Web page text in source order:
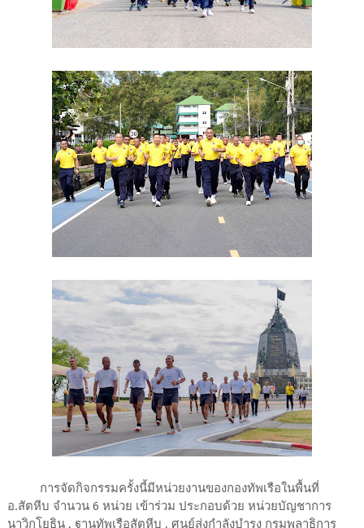
การจัดกิจกรรมครั้งนี้มีหน่วยงานของกองทัพเรือในพื้นที่
อ.สัตหีบ จำนวน 6 หน่วย เข้าร่วม ประกอบด้วย หน่วยบัญชาการ
นาวิกโยธิน , ฐานทัพเรือสัตหีบ , ศูนย์ส่งกำลังบำรุง กรมพลาธิการ